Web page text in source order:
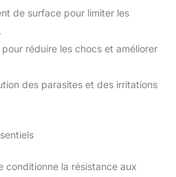
de surface pour limiter les
pour réduire les chocs et améliorer
des parasites et des irritations
conditionne la résistance aux